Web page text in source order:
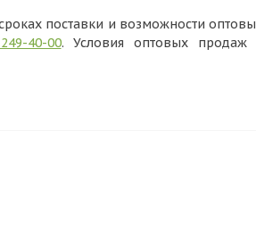
поставки и возможности
40-00. Условия оптовых продаж